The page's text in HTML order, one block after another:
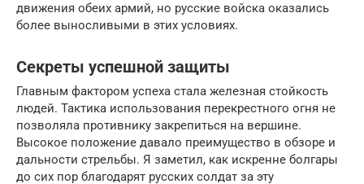
движения обеих армий, но русские войска оказались
более выносливыми в этих условиях.
Секреты успешной защиты
Главным фактором успеха стала железная стойкость
людей. Тактика использования перекрестного огня не
позволяла противнику закрепиться на вершине.
Высокое положение давало преимущество в обзоре и
дальности стрельбы. Я заметил, как искренне болгары
до сих пор благодарят русских солдат за эту